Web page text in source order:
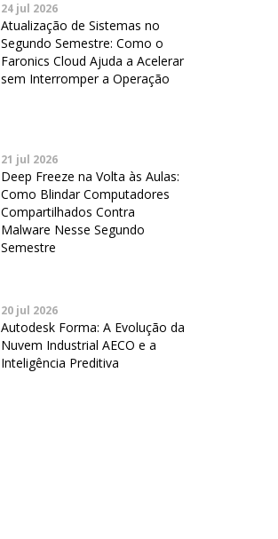
24 jul 2026
Atualização de Sistemas no
Segundo Semestre: Como o
Faronics Cloud Ajuda a Acelerar
sem Interromper a Operação
21 jul 2026
Deep Freeze na Volta às Aulas:
Como Blindar Computadores
Compartilhados Contra
Malware Nesse Segundo
Semestre
20 jul 2026
Autodesk Forma: A Evolução da
Nuvem Industrial AECO e a
Inteligência Preditiva